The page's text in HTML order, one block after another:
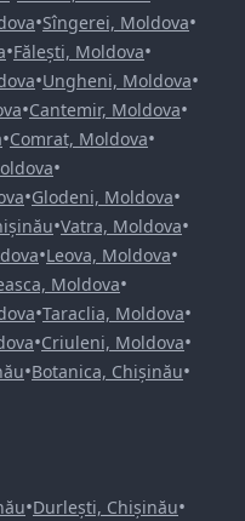
•Sîngerei, Moldova•
•Fălești, Moldova•
•Ungheni, Moldova•
•Cantemir, Moldova•
•Comrat, Moldova•
•
•Glodeni, Moldova•
•Vatra, Moldova•
•Leova, Moldova•
Moldova•
•Taraclia, Moldova•
•Criuleni, Moldova•
•Botanica, Chișinău•
•Durlești, Chișinău•